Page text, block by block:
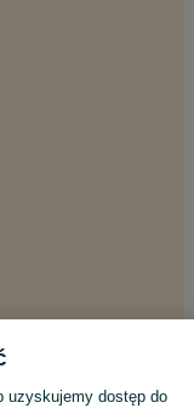
uzyskujemy dostęp do